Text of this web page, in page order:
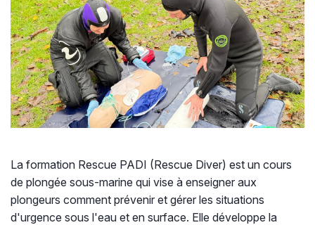
La formation Rescue PADI (Rescue Diver) est un cours
de plongée sous-marine qui vise à enseigner aux
plongeurs comment prévenir et gérer les situations
d'urgence sous l'eau et en surface. Elle développe la